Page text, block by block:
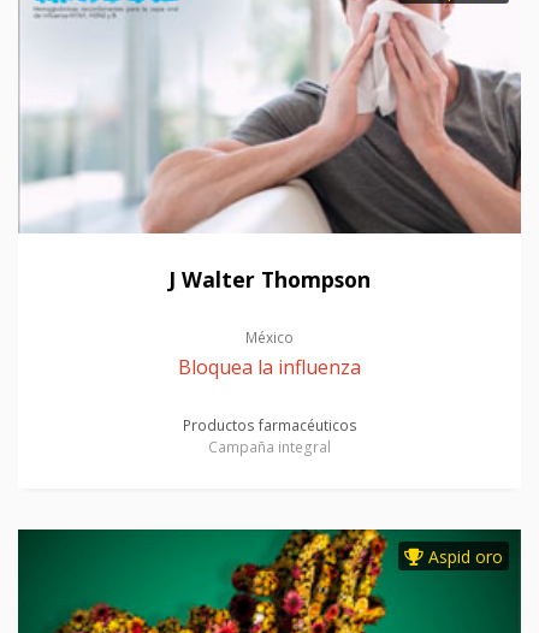
J Walter Thompson
México
Bloquea la influenza
Productos farmacéuticos
Campaña integral
Aspid oro